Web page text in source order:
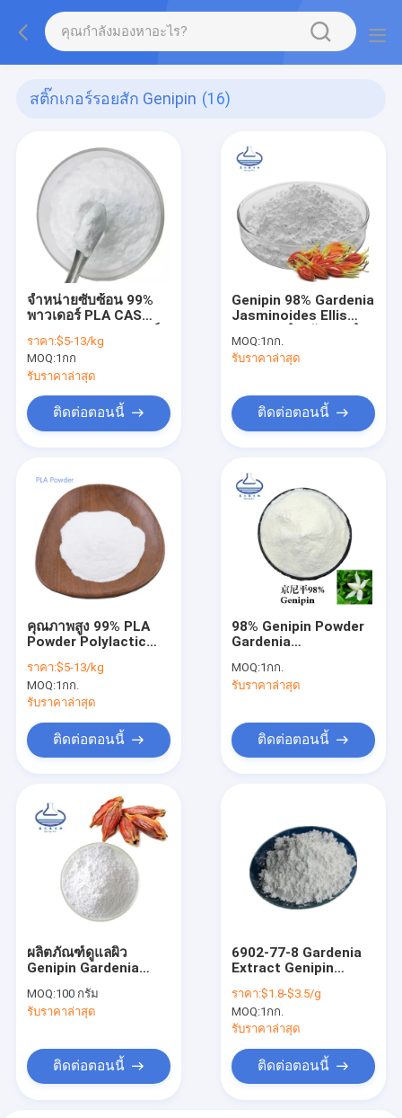
สติ๊กเกอร์รอยสัก Genipin (16)
จําหน่ายซับซ้อน 99%
พาวเดอร์ PLA CAS
กรดโพลีแลคติก
ราคา:$5-13/kg
MOQ:1กก
รับราคาล่าสุด
ติดต่อตอนนี้
Genipin 98% Gardenia
Jasminoides Ellis
ของเหลวสัก
MOQ:1กก.
รับราคาล่าสุด
ติดต่อตอนนี้
คุณภาพสูง 99% PLA
Powder Polylactic
26100-51-6
ราคา:$5-13/kg
MOQ:1กก.
รับราคาล่าสุด
ติดต่อตอนนี้
98% Genipin Powder
Gardenia
CAS 6902-77-8
MOQ:1กก.
รับราคาล่าสุด
ติดต่อตอนนี้
ผลิตภัณฑ์ดูแลผิว
Genipin Gardenia
8
MOQ:100 กรัม
รับราคาล่าสุด
ติดต่อตอนนี้
6902-77-8 Gardenia
Extract Genipin
Grade
ราคา:$1.8-$3.5/g
MOQ:1กก.
รับราคาล่าสุด
ติดต่อตอนนี้